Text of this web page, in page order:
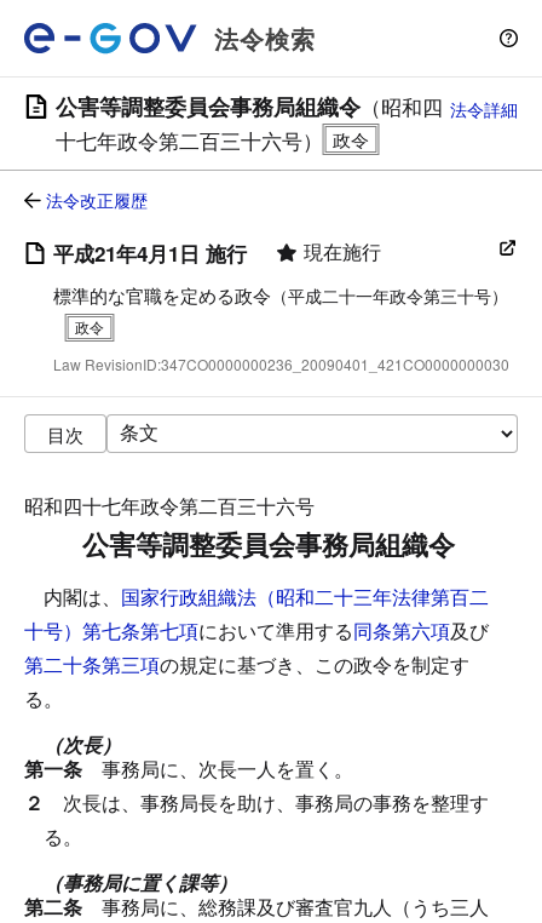
法令検索
公害等調整委員会事務局組織令（昭和四
十七年政令第二百三十六号）
法令詳細
法令改正履歴
平成21年4月1日 施行 現在施行
標準的な官職を定める政令 （平成二十一年政令第三十号）
Law RevisionID:347CO0000000236_20090401_421CO0000000030
目次
昭和四十七年政令第二百三十六号
公害等調整委員会事務局組織令
内閣は、 国家行政組織法（昭和二十三年法律第百二
十号）第七条第七項において準用する同条第六項及び
第二十条第三項の規定に基づき、この政令を制定す
る。
（次長）
第一条 事務局に、次長一人を置く。
２ 次長は、事務局長を助け、事務局の事務を整理す
る。
（事務局に置く課等）
第二条 事務局に、総務課及び審査官九人（うち三人